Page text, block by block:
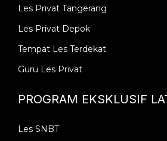
Les Privat Tangerang
Les Privat Depok
Tempat Les Terdekat
Guru Les Privat
PROGRAM EKSKLUSIF
Les SNBT